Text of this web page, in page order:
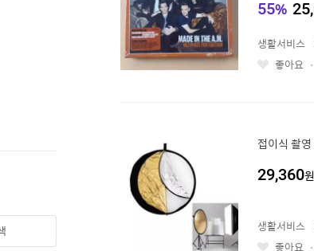
55%
좋
생활서비스
좋아요
접이식 촬
29,360원
생활서비스
좋아요